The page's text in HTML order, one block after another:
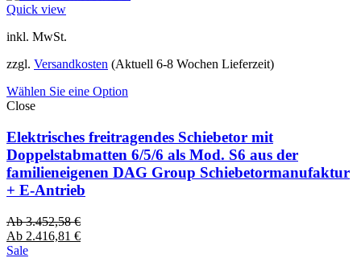
Quick view
inkl. MwSt.
zzgl. Versandkosten (Aktuell 6-8 Wochen Lieferzeit)
Wählen Sie eine Option
Close
Elektrisches freitragendes Schiebetor mit
Doppelstabmatten 6/5/6 als Mod. S6 aus der
familieneigenen DAG Group Schiebetormanufaktur
+ E-Antrieb
Ab3.452,58€
Ab 2.416,81 €
Sale